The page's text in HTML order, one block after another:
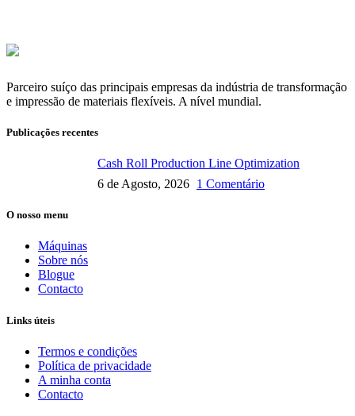
Parceiro suíço das principais empresas da indústria de transformação
e impressão de materiais flexíveis. A nível mundial.
Publicações recentes
Cash Roll Production Line Optimization
6 de Agosto, 2026 1 Comentário
O nosso menu
Máquinas
Sobre nós
Blogue
Contacto
Links úteis
Termos e condições
Política de privacidade
A minha conta
Contacto